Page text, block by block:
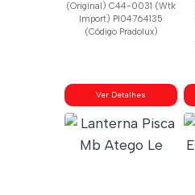
(Original) C44-0031 (Wtk
Import) Pl04764135
(Código Pradolux)
Ver Detalhes